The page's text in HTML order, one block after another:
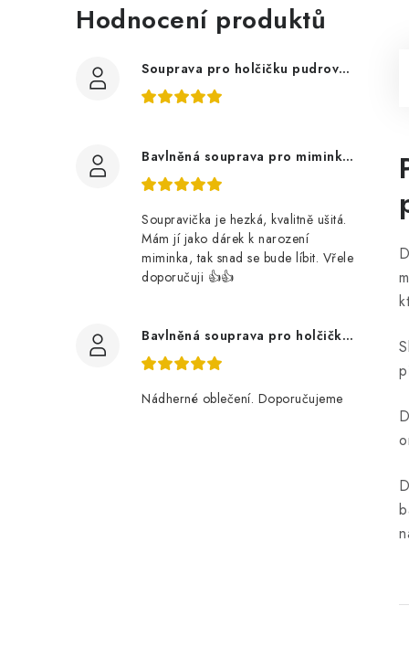
Hodnocení produktů
Souprava pro holčičku pudrově růžová, ptáčci květy
Bavlněná souprava pro miminko, zvířátka v lese
Soupravička je hezká, kvalitně ušitá.
Mám jí jako dárek k narození
miminka, tak snad se bude líbit. Vřele
doporučuji 👍👍
Bavlněná souprava pro holčičku, tmavé květy
Nádherné oblečení. Doporučujeme